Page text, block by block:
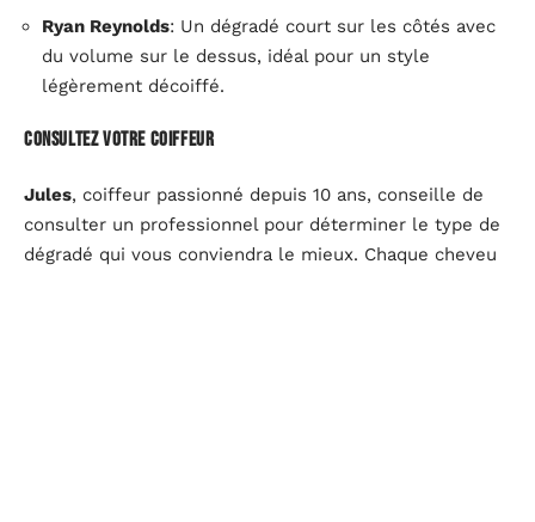
Ryan Reynolds: Un dégradé court sur les côtés avec
du volume sur le dessus, idéal pour un style
légèrement décoiffé.
Consultez votre coiffeur
Jules, coiffeur passionné depuis 10 ans, conseille de
consulter un professionnel pour déterminer le type de
dégradé qui vous conviendra le mieux. Chaque cheveu